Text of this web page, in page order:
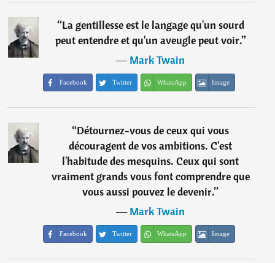
“La gentillesse est le langage qu'un sourd
peut entendre et qu'un aveugle peut voir.”
―Mark Twain
Facebook Twitter WhatsApp Image
“Détournez-vous de ceux qui vous
découragent de vos ambitions. C'est
l'habitude des mesquins. Ceux qui sont
vraiment grands vous font comprendre que
vous aussi pouvez le devenir.”
―Mark Twain
Facebook Twitter WhatsApp Image